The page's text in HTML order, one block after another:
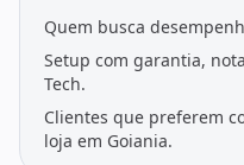
Quem busca
Setup com garantia,
Tech.
Clientes que preferem
loja em Goiania.